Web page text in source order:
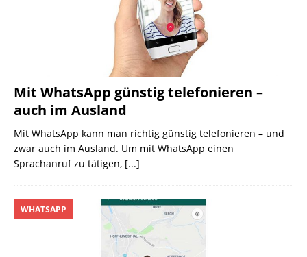
Mit WhatsApp günstig telefonieren –
auch im Ausland
Mit WhatsApp kann man richtig günstig telefonieren – und
zwar auch im Ausland. Um mit WhatsApp einen
Sprachanruf zu tätigen, [...]
WHATSAPP